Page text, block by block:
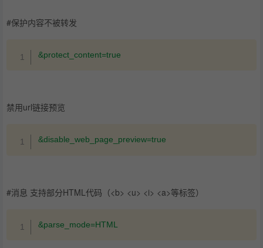
#保护内容不被转发
&protect_content=true
禁用url链接预览
&disable_web_page_preview=true
#消息 支持部分HTML代码（<b> <u> <i> <a>等标签）
&parse_mode=HTML